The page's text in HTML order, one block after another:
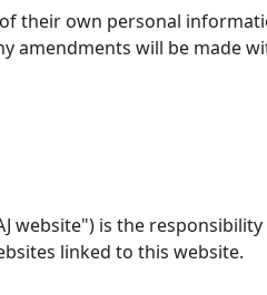
own personal
amendments will be made
is the
linked to this website.